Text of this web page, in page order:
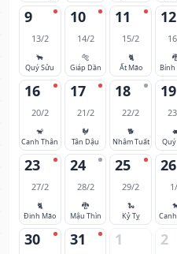
9
13/2
🐂
Quý Sửu
10
14/2
🐅
Giáp Dần
11
15/2
🐈
Ất Mão
12
Bính
16
20/2
🐒
Canh Thân
17
21/2
🐓
Tân Dậu
18
22/2
🐕
Nhâm Tuất
19
23
27/2
🐈
Đinh Mão
24
28/2
🐉
Mậu Thìn
25
29/2
🐍
Kỷ Tỵ
26
30 31 1 2